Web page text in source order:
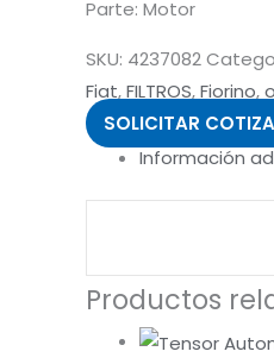
Parte: Motor
SKU: 4237082
Fiat,FILTROS,Fiorino,
SOLICITAR
Información
Productos